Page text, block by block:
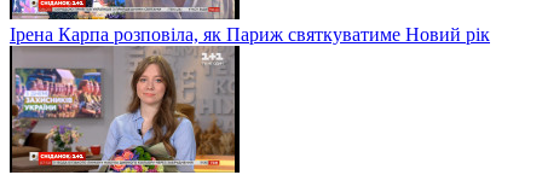
Ірена Карпа розповіла, як Париж святкуватиме Новий рік